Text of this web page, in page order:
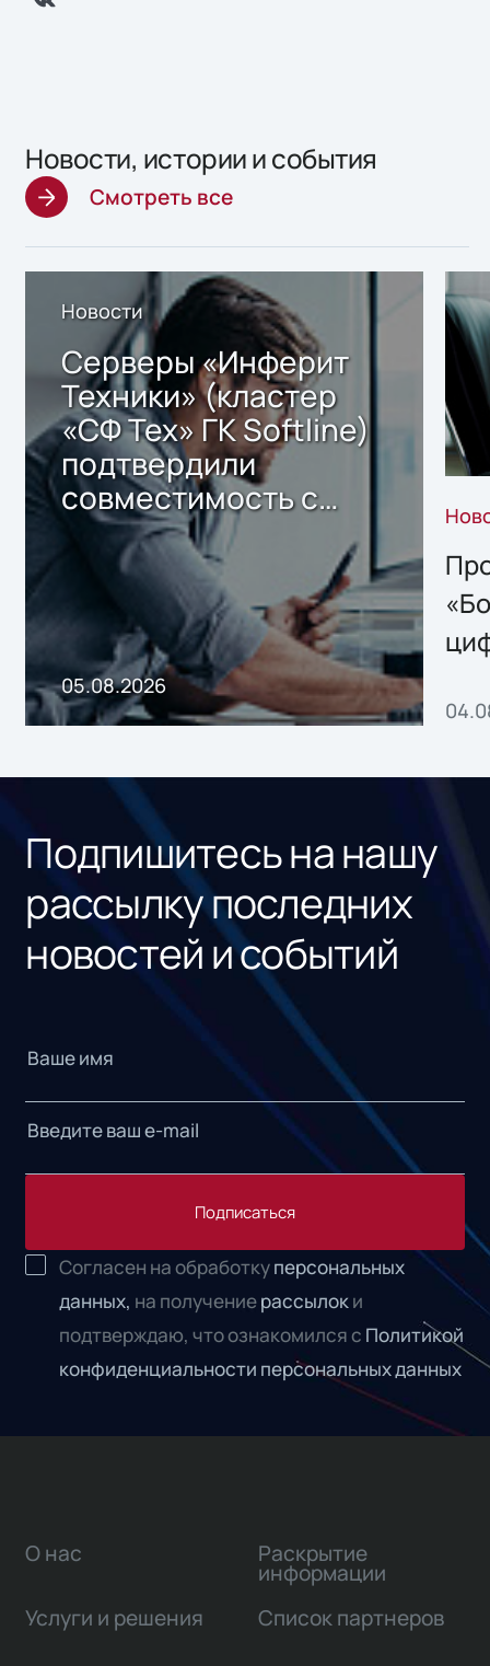
Новости, истории и события
Смотреть все
Новости
Серверы «Инферит
Техники» (кластер
«СФ Тех» ГК Softline)
подтвердили
совместимость с
решением Sharx
Storage 2.x для
хранения данных
05.08.2026
Подпишитесь на нашу
рассылку последних
новостей и событий
Подписаться
Согласен на обработкуперсональных
данных, на получениерассылоки
подтверждаю, что ознакомился с Политикой
конфиденциальности персональных данных
О нас
Услуги и решения
Раскрытие
информации
Список партнеров